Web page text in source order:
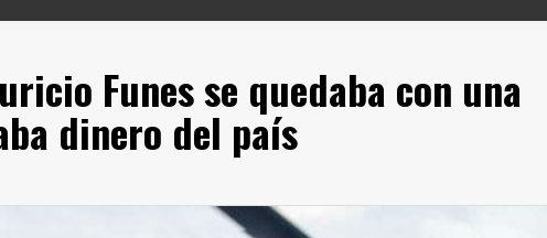
Funes se quedaba con una
dinero del país